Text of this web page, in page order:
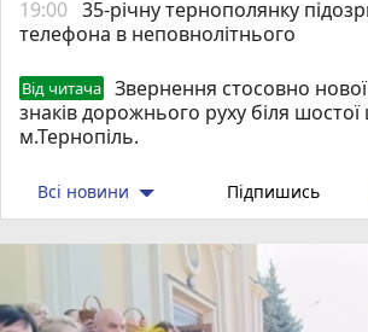
19:00 35-річну тернополянку
телефона в неповнолітнього
Від читача
Звернення стосовно нової
знаків дорожнього руху біля
м.Тернопіль.
Всі новини Підпишись